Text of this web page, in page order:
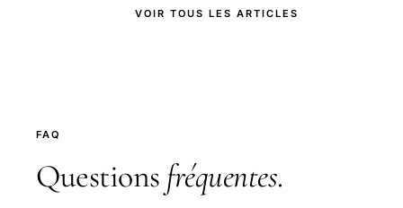
VOIR TOUS LES ARTICLES
FAQ
Questions fréquentes.